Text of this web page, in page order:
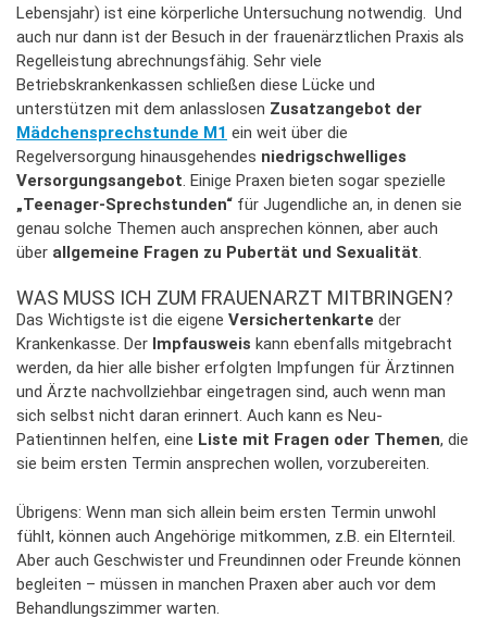
Lebensjahr) ist eine körperliche Untersuchung notwendig. Und
auch nur dann ist der Besuch in der frauenärztlichen Praxis als
Regelleistung abrechnungsfähig. Sehr viele
Betriebskrankenkassen schließen diese Lücke und
unterstützen mit dem anlasslosen Zusatzangebot der
Mädchensprechstunde M1 ein weit über die
Regelversorgung hinausgehendes niedrigschwelliges
Versorgungsangebot. Einige Praxen bieten sogar spezielle
„Teenager-Sprechstunden“ für Jugendliche an, in denen sie
genau solche Themen auch ansprechen können, aber auch
über allgemeine Fragen zu Pubertät und Sexualität.
WAS MUSS ICH ZUM FRAUENARZT MITBRINGEN?
Das Wichtigste ist die eigene Versichertenkarte der
Krankenkasse. Der Impfausweis kann ebenfalls mitgebracht
werden, da hier alle bisher erfolgten Impfungen für Ärztinnen
und Ärzte nachvollziehbar eingetragen sind, auch wenn man
sich selbst nicht daran erinnert. Auch kann es Neu-
Patientinnen helfen, eine Liste mit Fragen oder Themen, die
sie beim ersten Termin ansprechen wollen, vorzubereiten.
Übrigens: Wenn man sich allein beim ersten Termin unwohl
fühlt, können auch Angehörige mitkommen, z.B. ein Elternteil.
Aber auch Geschwister und Freundinnen oder Freunde können
begleiten – müssen in manchen Praxen aber auch vor dem
Behandlungszimmer warten.